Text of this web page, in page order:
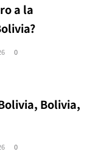
a la
0
Bolivia,
0